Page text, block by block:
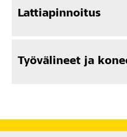
Lattiapinnoitus
Työvälineet ja